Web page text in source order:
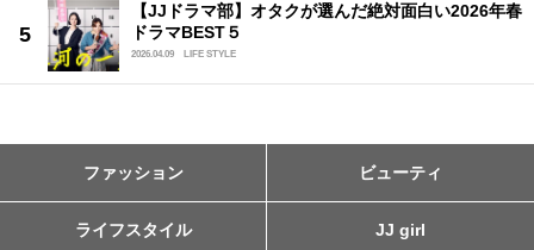
【JJドラマ部】オタクが選んだ絶対面白い2026年春
ドラマBEST５
2026.04.09 LIFE STYLE
ファッション ビューティ
ライフスタイル JJ girl